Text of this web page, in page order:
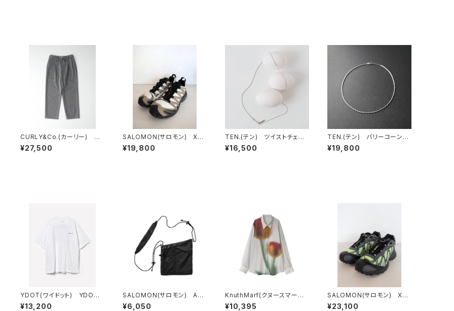
CURLY&Co.(カーリー) H
OUNDSTOOTH JACQUA
RD PANTS
¥27,500
SALOMON(サロモン) XA
PRO 3D SILVER SAGE/V
ANILLA ICE/BISTRO GREE
¥19,800
TEN.(テン) ツイストチェー
ンネックレス SV 38cm
¥16,500
TEN.(テン) バリーコーンチ
ェーンネックレス SV 50cm
¥19,800
YDOT(ワイドット) YDOT
MOUNTAIN T SHIRT
¥13,200
SALOMON(サロモン) AC
S 2
¥6,050
KnuthMarf(クヌースマーフ)
flower print sheer shirt
¥10,395
SALOMON(サロモン) XTｰ
WHISPER
¥23,100